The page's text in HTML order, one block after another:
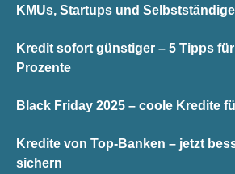
KMUs, Startups und Selbstständige
Kredit sofort günstiger – 5 Tipps
Prozente
Black Friday 2025 – coole Kredite
Kredite von Top-Banken – jetzt
sichern